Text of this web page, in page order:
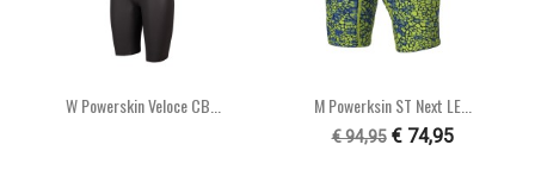
W Powerskin Veloce CB... M Powerksin ST Next LE...
€ 94,95 € 74,95